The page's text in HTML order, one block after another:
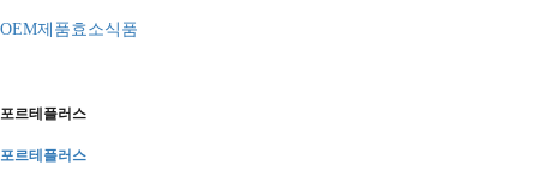
OEM제품효소식품
포르테플러스
포르테플러스